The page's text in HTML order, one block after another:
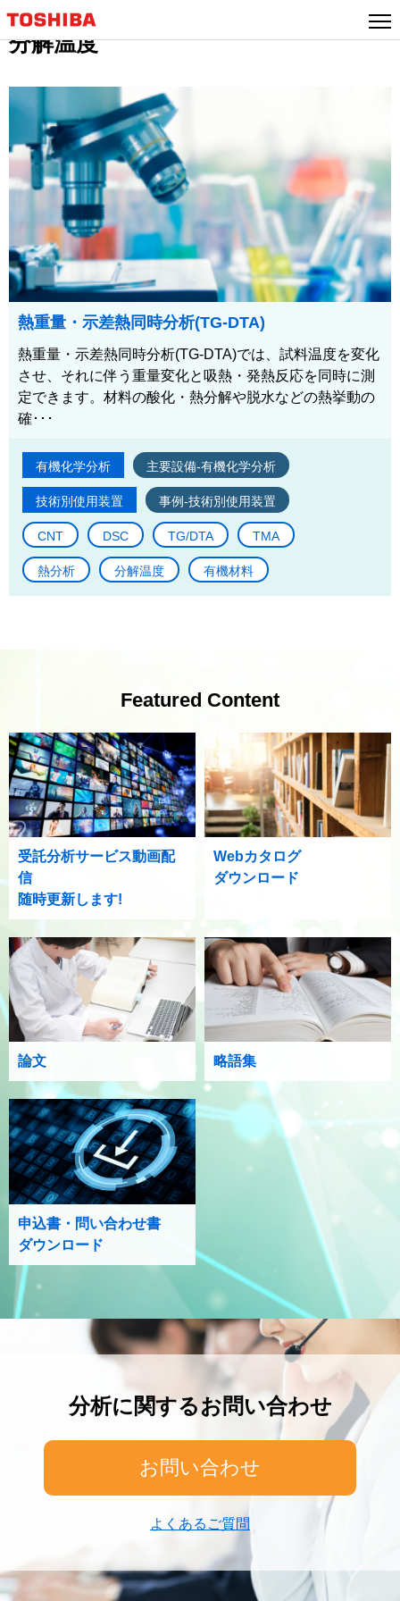
分解温度
熱重量・示差熱同時分析(TG-DTA)
熱重量・示差熱同時分析(TG-DTA)では、試料温度を変化
させ、それに伴う重量変化と吸熱・発熱反応を同時に測
定できます。材料の酸化・熱分解や脱水などの熱挙動の
確･･･
有機化学分析 主要設備-有機化学分析
技術別使用装置 事例-技術別使用装置
CNT DSC TG/DTA TMA
熱分析 分解温度 有機材料
Featured Content
受託分析サービス動画配
信
随時更新します!
Webカタログ
ダウンロード
論文 略語集
申込書・問い合わせ書
ダウンロード
分析に関するお問い合わせ
お問い合わせ
よくあるご質問